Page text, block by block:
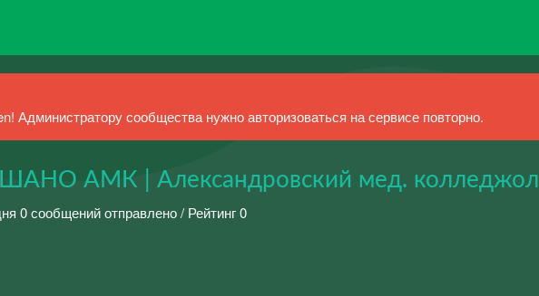
Администратору сообщества нужно авторизоваться на сервисе повторно.
АМК | Александровский мед. колледжол
0 сообщений отправлено / Рейтинг 0